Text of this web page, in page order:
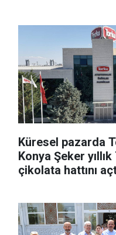
Küresel pazarda
Konya Şeker
çikolata hattını